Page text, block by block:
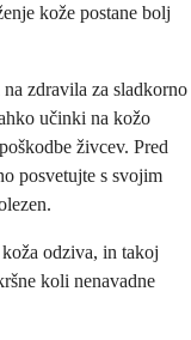
kože postane bolj
zdravila za sladkorno
učinki na kožo
živcev. Pred
posvetujte s svojim
odziva, in takoj
koli nenavadne